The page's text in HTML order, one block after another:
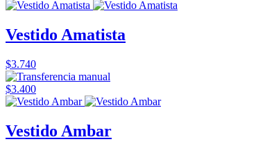
Vestido Amatista
$3.740
$3.400
Vestido Ambar